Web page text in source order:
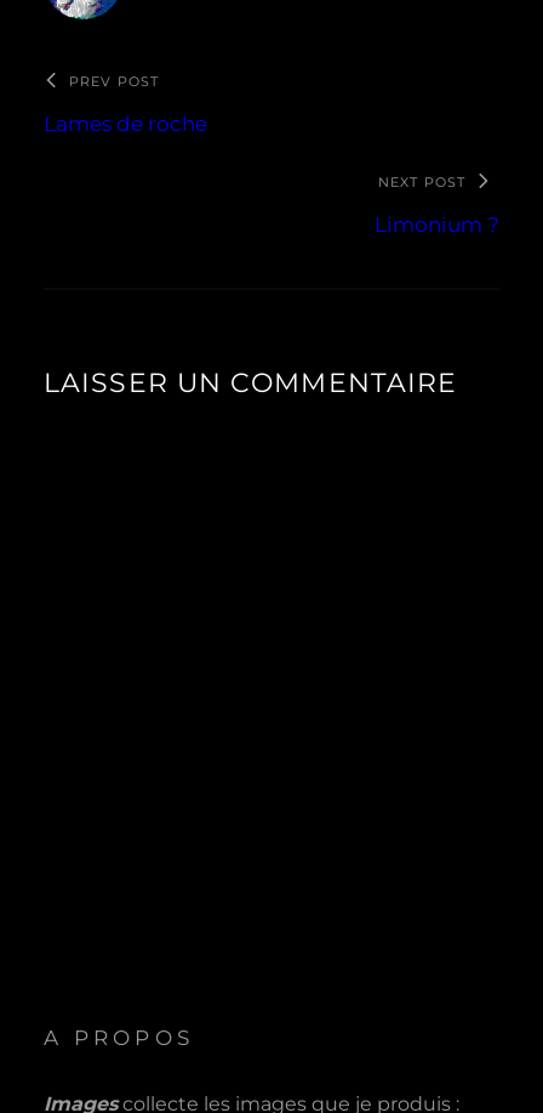
PREV POST
Lames de roche
NEXT POST
Limonium ?
LAISSER UN COMMENTAIRE
A PROPOS
Imagescollecte les images que je produis :